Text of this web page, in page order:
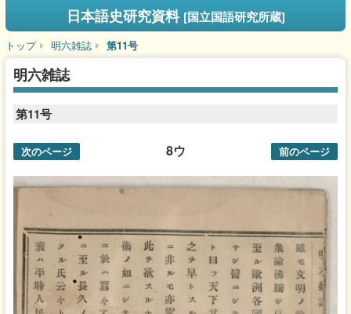
日本語史研究資料 [国立国語研究所蔵]
トップ 明六雑誌 第11号
明六雑誌
第11号
8ウ
次のページ 前のページ